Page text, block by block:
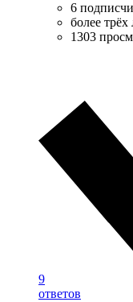
6
более трёх
1303
9
ответов